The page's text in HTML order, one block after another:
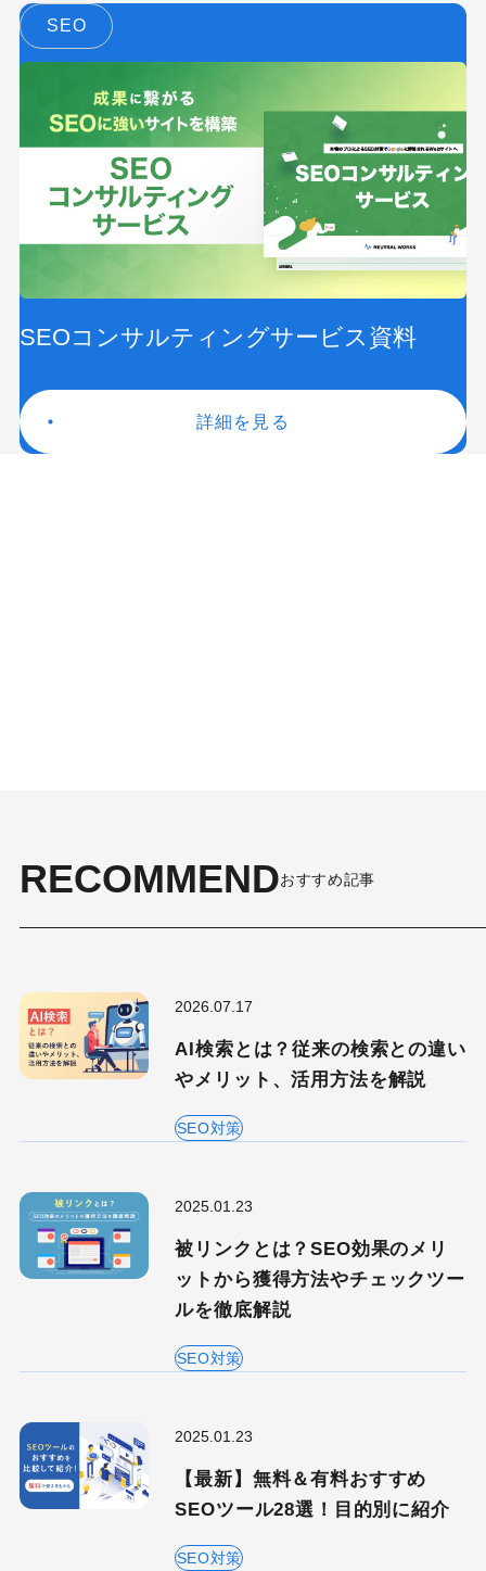
SEO
SEOコンサルティングサービス資料
詳細を見る
RECOMMENDおすすめ記事
2026.07.17
AI検索とは？従来の検索との違い
やメリット、活用方法を解説
SEO対策
2025.01.23
被リンクとは？SEO効果のメリ
ットから獲得方法やチェックツー
ルを徹底解説
SEO対策
2025.01.23
【最新】無料＆有料おすすめ
SEOツール28選！目的別に紹介
SEO対策